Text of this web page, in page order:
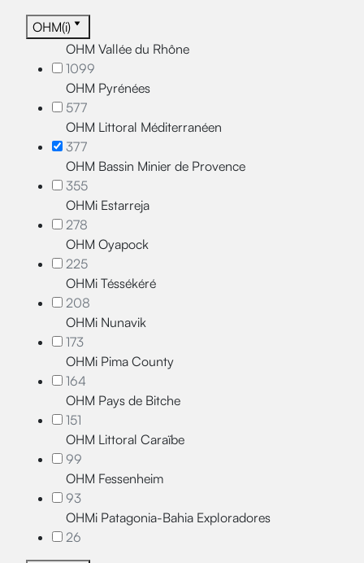
OHM(i)
OHM Vallée du Rhône
1099
OHM Pyrénées
577
OHM Littoral Méditerranéen
377
OHM Bassin Minier de Provence
355
OHMi Estarreja
278
OHM Oyapock
225
OHMi Téssékéré
208
OHMi Nunavik
173
OHMi Pima County
164
OHM Pays de Bitche
151
OHM Littoral Caraïbe
99
OHM Fessenheim
93
OHMi Patagonia-Bahia Exploradores
26